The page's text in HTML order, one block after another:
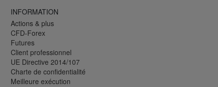
INFORMATION
Actions & plus
CFD-Forex
Futures
Client professionnel
UE Directive 2014/107
Charte de confidentialité
Meilleure exécution